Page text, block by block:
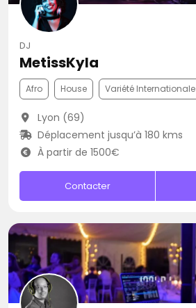
DJ
MetissKyla
Afro House Variété Internationale
Lyon (69)
Déplacement jusqu’à 180 kms
À partir de 1500€
Contacter